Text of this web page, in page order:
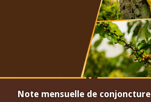
Note mensuelle de conjoncture